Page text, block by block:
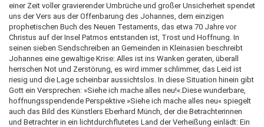
einer Zeit voller gravierender Umbrüche und großer Unsicherheit spendet
uns der Vers aus der Offenbarung des Johannes, dem einzigen
prophetischen Buch des Neuen Testaments, das etwa 70 Jahre vor
Christus auf der Insel Patmos entstanden ist, Trost und Hoffnung. In
seinen sieben Sendschreiben an Gemeinden in Kleinasien beschreibt
Johannes eine gewaltige Krise: Alles ist ins Wanken geraten, überall
herrschen Not und Zerstörung, es wird immer schlimmer, das Leid ist
riesig und die Lage scheinbar aussichtslos. In diese Situation hinein gibt
Gott ein Versprechen: »Siehe ich mache alles neu!«.Diese wunderbare,
hoffnungsspendende Perspektive »Siehe ich mache alles neu« spiegelt
auch das Bild des Künstlers Eberhard Münch, der die Betrachterinnen
und Betrachter in ein lichtdurchflutetes Land der Verheißung einlädt: Ein